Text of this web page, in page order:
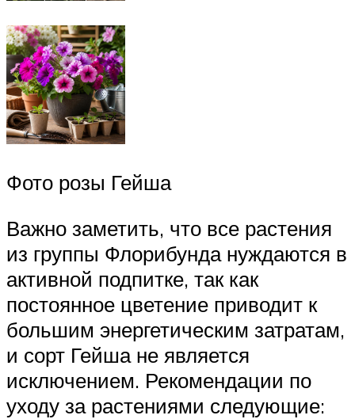
Фото розы Гейша
Важно заметить, что все растения
из группы Флорибунда нуждаются в
активной подпитке, так как
постоянное цветение приводит к
большим энергетическим затратам,
и сорт Гейша не является
исключением. Рекомендации по
уходу за растениями следующие: